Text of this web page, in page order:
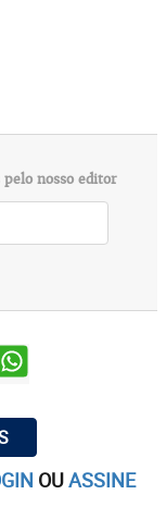
pelo nosso editor
OUASSINE